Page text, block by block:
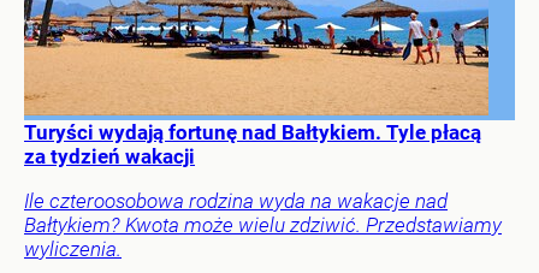
Turyści wydają fortunę nad Bałtykiem. Tyle płacą
za tydzień wakacji
Ile czteroosobowa rodzina wyda na wakacje nad
Bałtykiem? Kwota może wielu zdziwić. Przedstawiamy
wyliczenia.